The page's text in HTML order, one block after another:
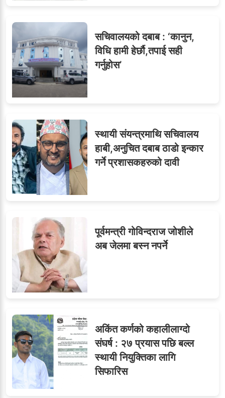
७
८जुनियरलाई दोहोरो जिम्मेवारी,
मन्त्रालयभित्र असन्तुष्टि
९ ओएनएमका नाममा अत्याचार :
सब–इन्जिनियरहरुको गम्भीर
ध्यानाकर्षण
सचिवालयको दबाब : ‘कानुन,
विधि हामी हेर्छौ,तपाई सही
गर्नुहोस’
स्थायी संयन्त्रमाथि सचिवालय
हाबी,अनुचित दबाब ठाडो इन्कार
गर्ने प्रशासकहरुको दावी
पूर्वमन्त्री गोविन्दराज जोशीले
अब जेलमा बस्न नपर्ने
अकिंत कर्णको कहालीलाग्दो
संघर्ष : २७ प्रयास पछि बल्ल
स्थायी नियुक्तिका लागि
सिफारिस